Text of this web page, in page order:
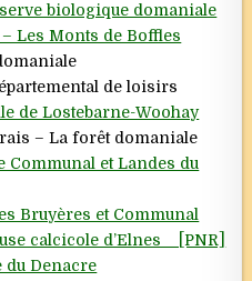
biologique domaniale
Les Monts de Boffles
de loisirs
de Lostebarne-Woohay
– La forêt domaniale
Communal et Landes du
Bruyères et Communal
calcicole d’Elnes [PNR]
du Denacre